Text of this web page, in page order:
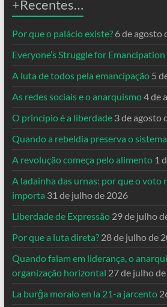
+Recentes…
Por que o palácio existe? 6 de agosto
Everyone’s Struggle for Emancipation
A luta de todos pela emancipação 5
As redes sociais e o anarquismo4 de
O princípio é a liberdade 3 de agosto
Quando a rebeldia preserva o sistema
A revolução começa pelo alimento 1
A ladainha das urnas: por que o voto
importa 31 de julho de 2026
Liberdade de Expressão 29 de julho
Por que a luta direta? 28 de julho de
Quando falam em liderança, o
organização horizontal 27 de julho
La burĝa moralo en la 21-a jarcento